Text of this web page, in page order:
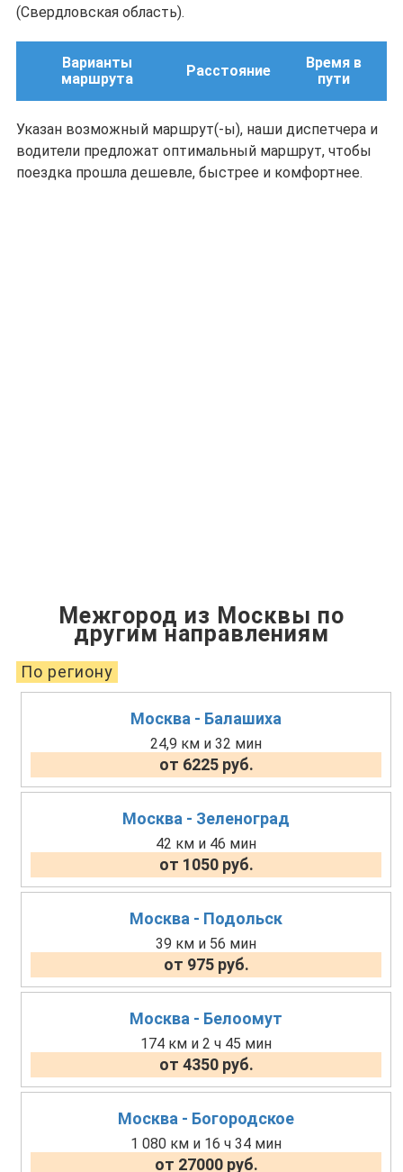
(Свердловская область).
Варианты
маршрута
Расстояние
Время в
пути
Указан возможный маршрут(-ы), наши диспетчера и
водители предложат оптимальный маршрут, чтобы
поездка прошла дешевле, быстрее и комфортнее.
Межгород из Москвы по
другим направлениям
По региону
Москва - Балашиха
24,9 км и 32 мин
от 6225 руб.
Москва - Зеленоград
42 км и 46 мин
от 1050 руб.
Москва - Подольск
39 км и 56 мин
от 975 руб.
Москва - Белоомут
174 км и 2 ч 45 мин
от 4350 руб.
Москва - Богородское
1 080 км и 16 ч 34 мин
от 27000 руб.